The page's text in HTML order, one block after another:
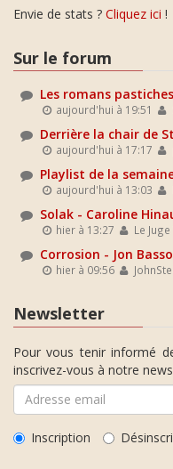
Envie de stats ? Cliquez ici !
Sur le forum
Les romans
aujourd'hui à 19:51
Derrière la chair de
aujourd'hui à 17:17
Playlist de la
aujourd'hui à 13:03
Solak - Caroline
hier à 13:27 Le
Corrosion - Jon
hier à 09:56
Newsletter
Pour vous tenir informé
inscrivez-vous à notre
Inscription